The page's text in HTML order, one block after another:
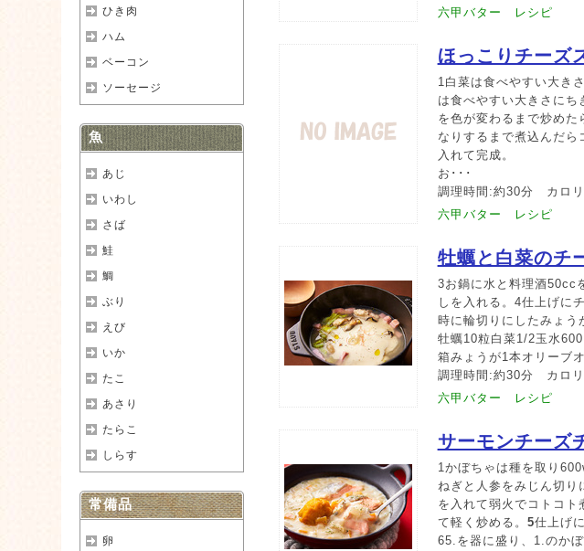
六甲バター レシピ
ほっこりチーズ
1白菜は食べやすい大き
は食べやすい大きさに
を色が変わるまで炒め
なりするまで煮込んだ
入れて完成。
お･･･
調理時間:約30分 カロ
六甲バター レシピ
牡蠣と白菜のチ
3お鍋に水と料理酒50cc
しを入れる。4仕上げに
時に輪切りにしたみょう
牡蠣10粒白菜1/2玉水
箱みょうが1本オリーブ
調理時間:約30分 カロ
六甲バター レシピ
サーモンチーズ
1かぼちゃは種を取り
ねぎと人参をみじん切
を入れて弱火でコトコ
て軽く炒める。 5仕上げ
65.を器に盛り、1.のか
ひき肉
ハム
ベーコン
ソーセージ
魚
あじ
いわし
さば
鮭
鯛
ぶり
えび
いか
たこ
あさり
たらこ
しらす
常備品
卵